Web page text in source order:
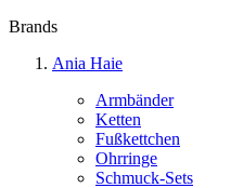
Brands
Ania Haie
Armbänder
Ketten
Fußkettchen
Ohrringe
Schmuck-Sets